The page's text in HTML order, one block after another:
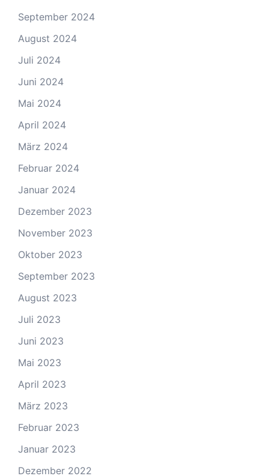
September 2024
August 2024
Juli 2024
Juni 2024
Mai 2024
April 2024
März 2024
Februar 2024
Januar 2024
Dezember 2023
November 2023
Oktober 2023
September 2023
August 2023
Juli 2023
Juni 2023
Mai 2023
April 2023
März 2023
Februar 2023
Januar 2023
Dezember 2022